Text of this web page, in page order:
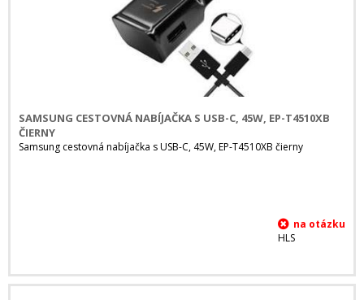
SAMSUNG CESTOVNÁ NABÍJAČKA S USB-C, 45W, EP-T4510XB
ČIERNY
Samsung cestovná nabíjačka s USB-C, 45W, EP-T4510XB čierny
HLS